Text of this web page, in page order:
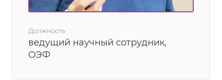
Должность
ведущий научный сотрудник,
ОЭФ